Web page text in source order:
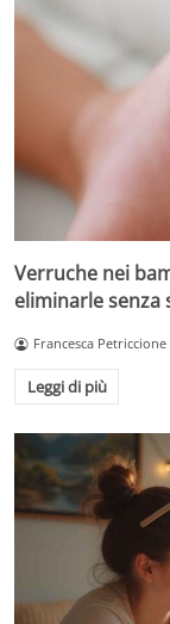
Verruche nei
eliminarle senza
Francesca Petriccione
Leggi di più